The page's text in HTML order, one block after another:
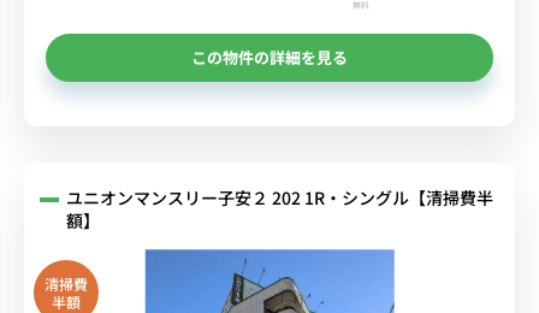
無料
この物件の詳細を見る
ユニオンマンスリー子安２ 202 1R・シングル【清掃費半
額】
清掃費
半額